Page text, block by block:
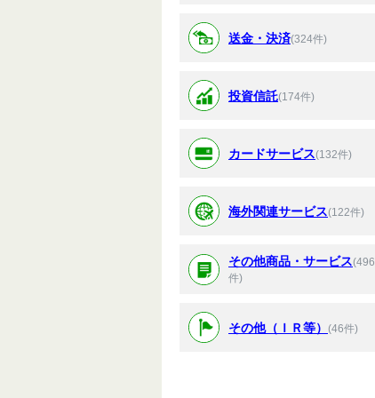
送金・決済(324件)
投資信託(174件)
カードサービス(132件)
海外関連サービス(122件)
その他商品・サービス(496
件)
その他（ＩＲ等） (46件)